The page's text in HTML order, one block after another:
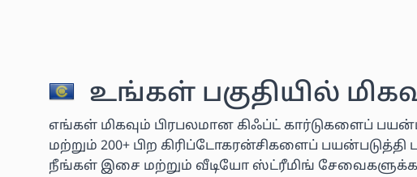
உங்கள் பகுதியில்
எங்கள் மிகவும் பிரபலமான கிஃப்ட் கார்டுகளைப்
மற்றும் 200+ பிற கிரிப்டோகரன்சிகளைப்
நீங்கள் இசை மற்றும் வீடியோ ஸ்ட்ரீமிங்